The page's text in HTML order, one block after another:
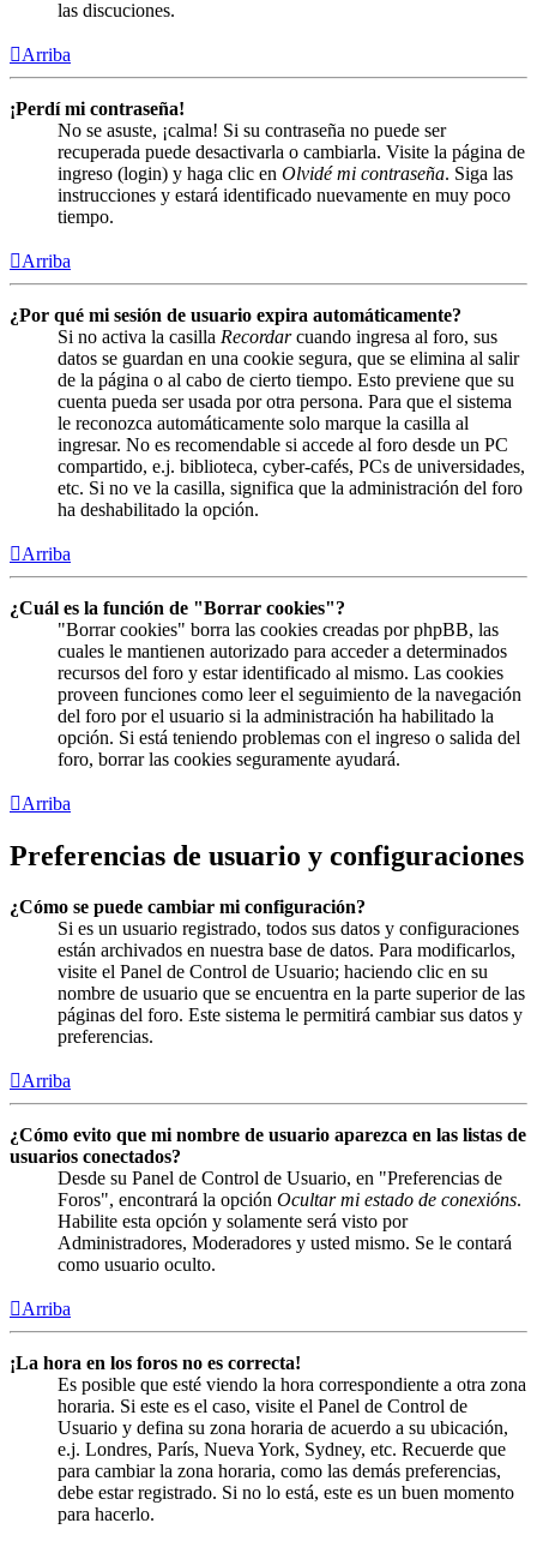
las discuciones.
Arriba
¡Perdí mi contraseña!
No se asuste, ¡calma! Si su contraseña no puede ser
recuperada puede desactivarla o cambiarla. Visite la página de
ingreso (login) y haga clic en Olvidé mi contraseña. Siga las
instrucciones y estará identificado nuevamente en muy poco
tiempo.
Arriba
¿Por qué mi sesión de usuario expira automáticamente?
Si no activa la casilla Recordarcuando ingresa al foro, sus
datos se guardan en una cookie segura, que se elimina al salir
de la página o al cabo de cierto tiempo. Esto previene que su
cuenta pueda ser usada por otra persona. Para que el sistema
le reconozca automáticamente solo marque la casilla al
ingresar. No es recomendable si accede al foro desde un PC
compartido, e.j. biblioteca, cyber-cafés, PCs de universidades,
etc. Si no ve la casilla, significa que la administración del foro
ha deshabilitado la opción.
Arriba
¿Cuál es la función de "Borrar cookies"?
"Borrar cookies" borra las cookies creadas por phpBB, las
cuales le mantienen autorizado para acceder a determinados
recursos del foro y estar identificado al mismo. Las cookies
proveen funciones como leer el seguimiento de la navegación
del foro por el usuario si la administración ha habilitado la
opción. Si está teniendo problemas con el ingreso o salida del
foro, borrar las cookies seguramente ayudará.
Arriba
Preferencias de usuario y configuraciones
¿Cómo se puede cambiar mi configuración?
Si es un usuario registrado, todos sus datos y configuraciones
están archivados en nuestra base de datos. Para modificarlos,
visite el Panel de Control de Usuario; haciendo clic en su
nombre de usuario que se encuentra en la parte superior de las
páginas del foro. Este sistema le permitirá cambiar sus datos y
preferencias.
Arriba
¿Cómo evito que mi nombre de usuario aparezca en las listas de
usuarios conectados?
Desde su Panel de Control de Usuario, en "Preferencias de
Foros", encontrará la opción Ocultar mi estado de conexións.
Habilite esta opción y solamente será visto por
Administradores, Moderadores y usted mismo. Se le contará
como usuario oculto.
Arriba
¡La hora en los foros no es correcta!
Es posible que esté viendo la hora correspondiente a otra zona
horaria. Si este es el caso, visite el Panel de Control de
Usuario y defina su zona horaria de acuerdo a su ubicación,
e.j. Londres, París, Nueva York, Sydney, etc. Recuerde que
para cambiar la zona horaria, como las demás preferencias,
debe estar registrado. Si no lo está, este es un buen momento
para hacerlo.